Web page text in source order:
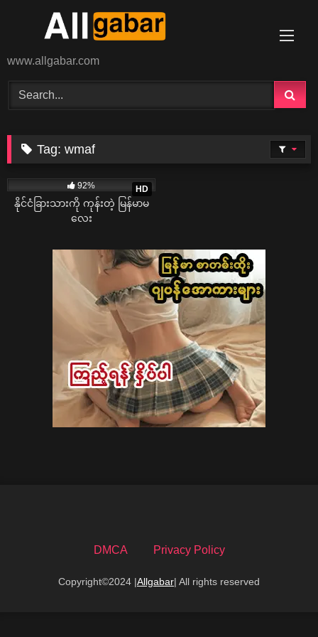
www.allgabar.com
Tag:wmaf
HD
92%
နိုင်ငံခြားသားကို ကုန်းတဲ့ မြန်မာမ
လေး
DMCA Privacy Policy
Copyright©2024 |Allgabar| All rights reserved